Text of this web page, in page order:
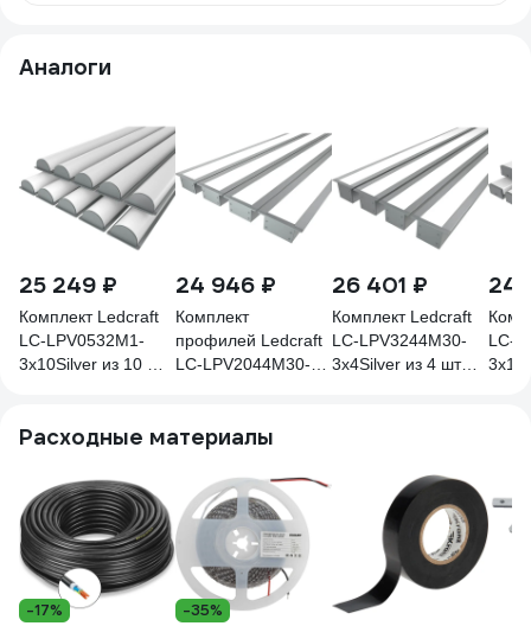
Аналоги
25 249 ₽
Комплект Ledcraft
LC-LPV0532M1-
3x10Silver из 10 шт
рассеиватель+2
1616340772
24 946 ₽
Комплект
профилей Ledcraft
LC-LPV2044M30-
профиль+3м
заглушки+шурупов)
1616340476
26 401 ₽
Комплект Ledcraft
LC-LPV3244M30-
3x4Silver из 4 шт
1616340477
24
LC-
Расходные материалы
-17% -35%